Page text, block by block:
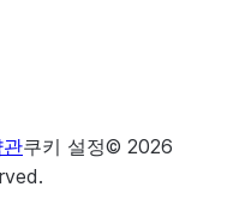
쿠키 설정© 2026
.